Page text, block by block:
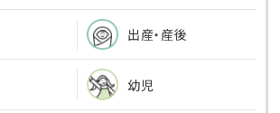
出産・産後
幼児